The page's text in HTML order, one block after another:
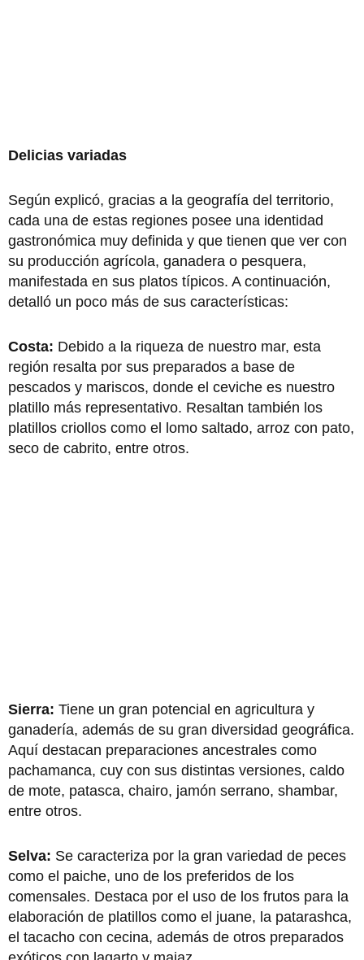
Delicias variadas
Según explicó, gracias a la geografía del territorio,
cada una de estas regiones posee una identidad
gastronómica muy definida y que tienen que ver con
su producción agrícola, ganadera o pesquera,
manifestada en sus platos típicos. A continuación,
detalló un poco más de sus características:
Costa: Debido a la riqueza de nuestro mar, esta
región resalta por sus preparados a base de
pescados y mariscos, donde el ceviche es nuestro
platillo más representativo. Resaltan también los
platillos criollos como el lomo saltado, arroz con pato,
seco de cabrito, entre otros.
Sierra: Tiene un gran potencial en agricultura y
ganadería, además de su gran diversidad geográfica.
Aquí destacan preparaciones ancestrales como
pachamanca, cuy con sus distintas versiones, caldo
de mote, patasca, chairo, jamón serrano, shambar,
entre otros.
Selva: Se caracteriza por la gran variedad de peces
como el paiche, uno de los preferidos de los
comensales. Destaca por el uso de los frutos para la
elaboración de platillos como el juane, la patarashca,
el tacacho con cecina, además de otros preparados